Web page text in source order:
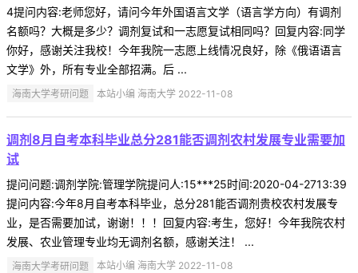
4提问内容:老师您好，请问今年外国语言文学（语言学方向）有调剂
名额吗？大概是多少？调剂复试和一志愿复试相同吗？回复内容:同学
你好，感谢关注我校！今年我院一志愿上线情况良好，除《俄语语言
文学》外，所有专业全部招满。后 ...
海南大学考研问题 本站小编 海南大学 2022-11-08
调剂8月自考本科毕业总分281能否调剂农村发展专业需要加
试
提问问题:调剂学院:管理学院提问人:15***25时间:2020-04-2713:39
提问内容:今年8月自考本科毕业，总分281能否调剂贵校农村发展专
业，是否需要加试，谢谢！！！回复内容:考生，您好！今年我院农村
发展、农业管理专业均无调剂名额，感谢关注！ ...
海南大学考研问题 本站小编 海南大学 2022-11-08